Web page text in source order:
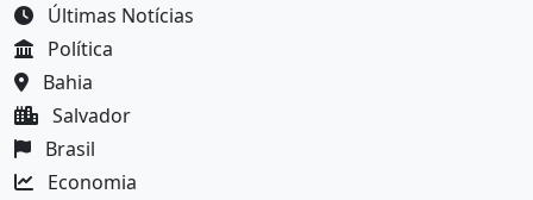
Últimas Notícias
Política
Bahia
Salvador
Brasil
Economia